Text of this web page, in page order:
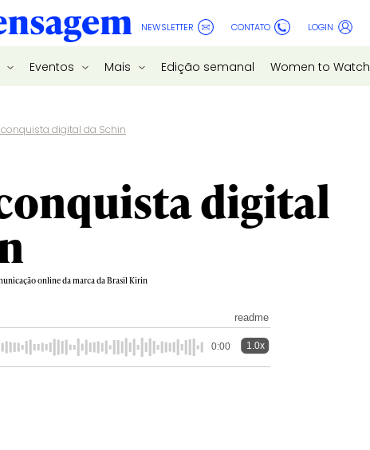
NEWSLETTER CONTATO LOGIN
Eventos Mais Edição semanal Women to Watch
digital da Schin
digital
online da marca da Brasil Kirin
readme
0:00 1.0x